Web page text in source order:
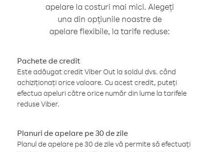
apelare la costuri mai mici. Alegeți
una din opțiunile noastre de
apelare flexibile, la tarife reduse:
Pachete de credit
Este adăugat credit Viber Out la soldul dvs. când
achiziționați orice valoare. Cu acest credit, puteți
efectua apeluri către orice număr din lume la tarifele
reduse Viber.
Planuri de apelare pe 30 de zile
Planul de apelare pe 30 de zile vă permite să efectuați